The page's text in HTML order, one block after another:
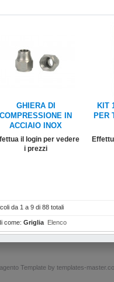
GHIERA DI
COMPRESSIONE IN
ACCIAIO INOX
il login per vedere
i prezzi
KIT
PER
da 1 a 9 di 88 totali
come: Griglia Elenco
Template by templates-